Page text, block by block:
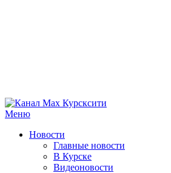
Меню
Новости
Главные новости
В Курске
Видеоновости